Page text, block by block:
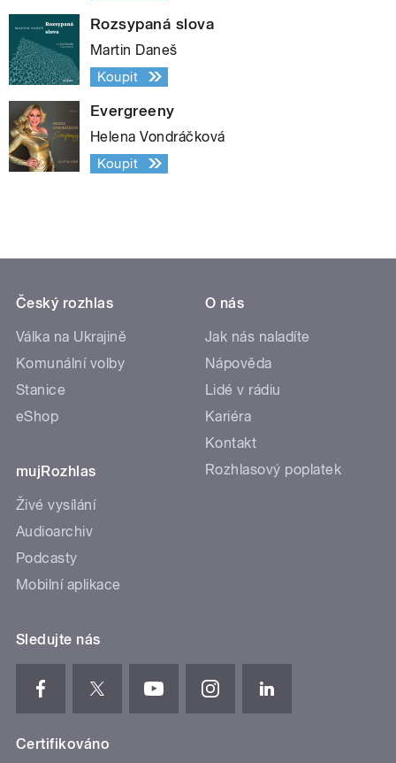
Rozsypaná slova
Martin Daneš
Koupit
Evergreeny
Helena Vondráčková
Koupit
Český rozhlas
Válka na Ukrajině
Komunální volby
Stanice
eShop
mujRozhlas
Živé vysílání
Audioarchiv
Podcasty
Mobilní aplikace
O nás
Jak nás naladíte
Nápověda
Lidé v rádiu
Kariéra
Kontakt
Rozhlasový poplatek
Sledujte nás
Certifikováno